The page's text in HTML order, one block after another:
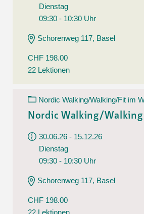
Dienstag
09:30 - 10:30 Uhr
Schorenweg 117, Basel
CHF 198.00
22 Lektionen
Nordic Walking/Walking/Fit im
Nordic Walking/Walking
30.06.26 - 15.12.26
Dienstag
09:30 - 10:30 Uhr
Schorenweg 117, Basel
CHF 198.00
22 Lektionen